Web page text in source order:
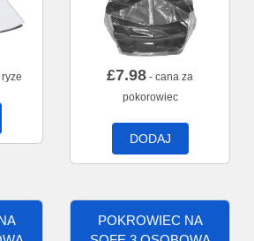
£7.98 - cana za
pokorowiec
DODAJ
POKROWIEC NA